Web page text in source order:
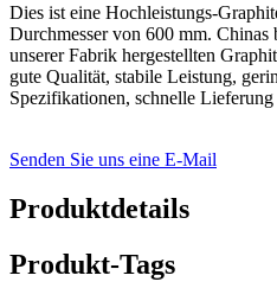
Dies ist eine Hochleistungs-
Durchmesser von 600 mm.
unserer Fabrik hergestellten
gute Qualität, stabile Leistung,
Spezifikationen, schnelle
Senden Sie uns eine E-Mail
Produktdetails
Produkt-Tags